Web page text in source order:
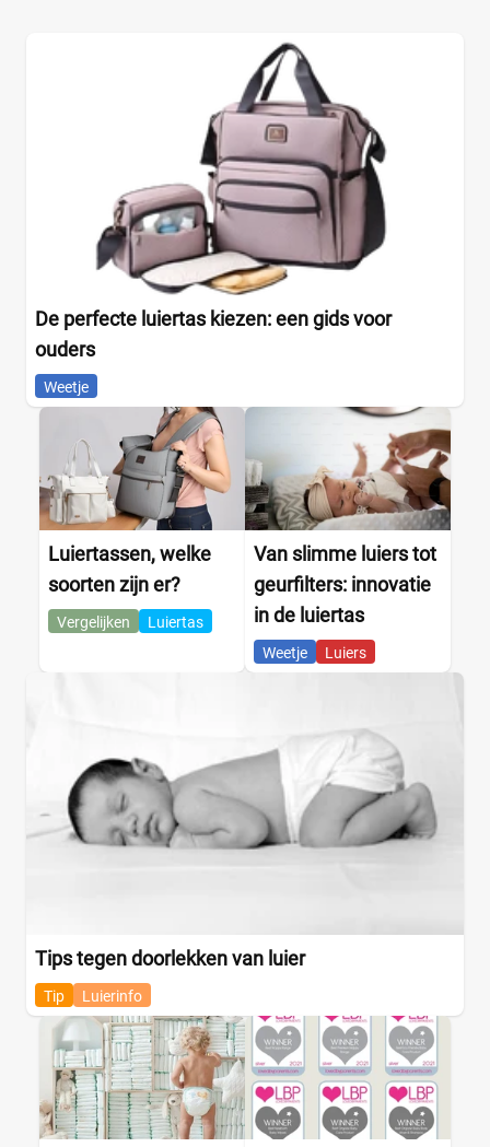
De perfecte luiertas kiezen: een gids voor
ouders
Weetje
Luiertassen, welke
soorten zijn er?
Vergelijken Luiertas
Van slimme luiers tot
geurfilters: innovatie
in de luiertas
Weetje Luiers
Tips tegen doorlekken van luier
Tip Luierinfo